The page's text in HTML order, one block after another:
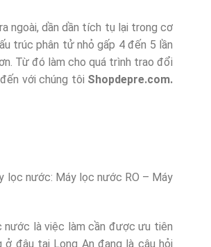
ngoài, dần dần tích tụ lại trong cơ
trúc phân tử nhỏ gấp 4 đến 5 lần
Từ đó làm cho quá trình trao đổi
với chúng tôi Shopdepre.com.
lọc nước: Máy lọc nước RO – Máy
nước là việc làm cần được ưu tiên
đâu tại Long An đang là câu hỏi